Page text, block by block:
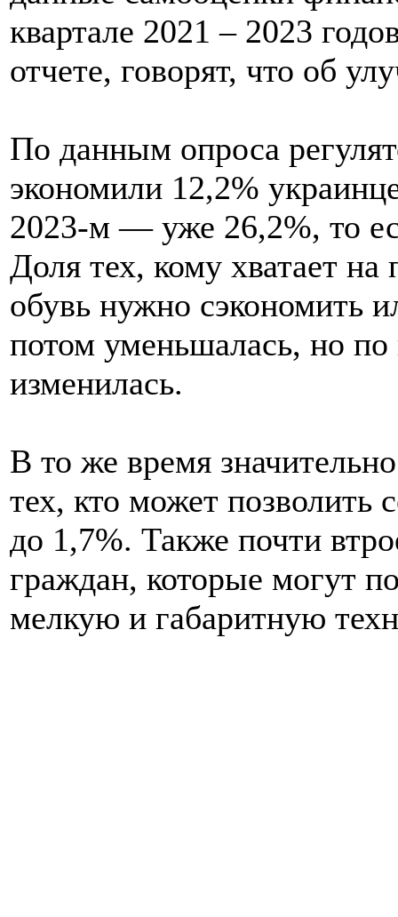
квартале 2021 – 2023
отчете, говорят, что об
По данным опроса
экономили 12,2%
2023-м — уже 26,2%, то
Доля тех, кому хватает
обувь нужно сэкономить
потом уменьшалась, но по
изменилась.
В то же время
тех, кто может
до 1,7%. Также почти
граждан, которые могут
мелкую и габаритную